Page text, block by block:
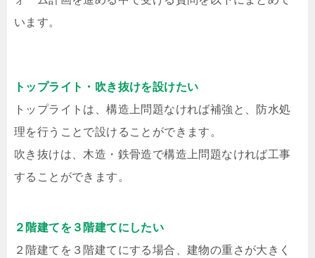
います。
トップライト・吹き抜けを設けたい
トップライトは、構造上問題なければ補強と、防水処
理を行うことで設けることができます。
吹き抜けは、木造・鉄骨造で構造上問題なければ工事
することができます。
２階建てを３階建てにしたい
２階建てを３階建てにする場合、建物の重さが大きく